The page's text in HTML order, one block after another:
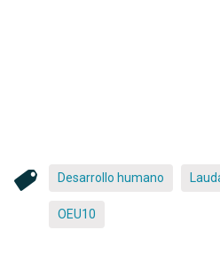
Desarrollo humano
OEU10